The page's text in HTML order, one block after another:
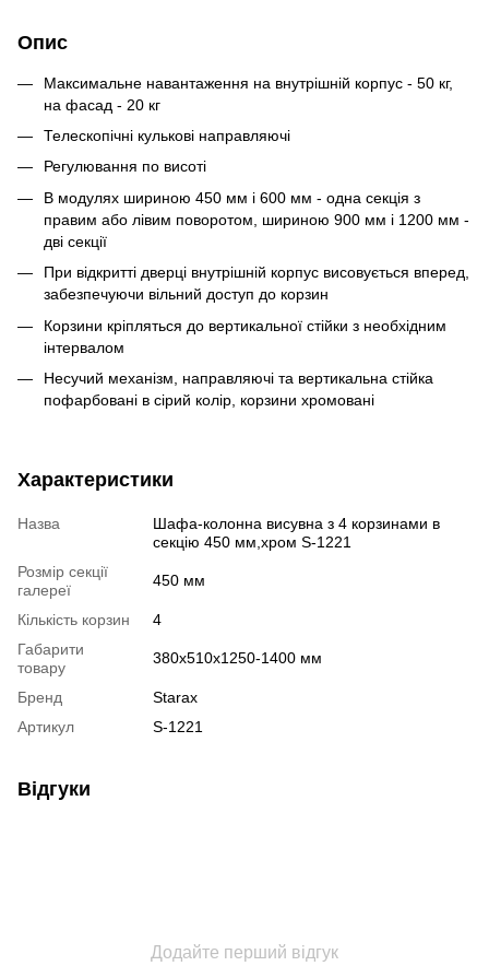
Опис
Максимальне навантаження на внутрішній корпус - 50 кг,
на фасад - 20 кг
Телескопічні кулькові направляючі
Регулювання по висоті
В модулях шириною 450 мм і 600 мм - одна секція з
правим або лівим поворотом, шириною 900 мм і 1200 мм -
дві секції
При відкритті дверці внутрішній корпус висовується вперед,
забезпечуючи вільний доступ до корзин
Корзини кріпляться до вертикальної стійки з необхідним
інтервалом
Несучий механізм, направляючі та вертикальна стійка
пофарбовані в сірий колір, корзини хромовані
Характеристики
Назва
Шафа-колонна висувна з 4 корзинами в
секцію 450 мм,хром S-1221
Розмір секції
галереї
450 мм
Кількість корзин
4
Габарити
товару
380х510х1250-1400 мм
Бренд
Starax
Артикул
S-1221
Відгуки
Додайте перший відгук